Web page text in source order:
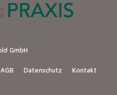
GmbH
AGB Datenschutz Kontakt